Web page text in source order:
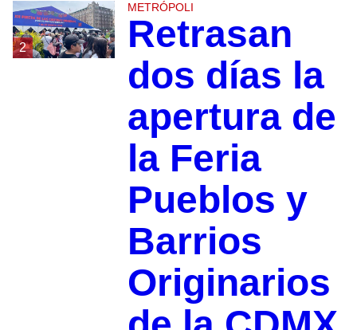
2
METRÓPOLI
Retrasan
dos días la
apertura de
la Feria
Pueblos y
Barrios
Originarios